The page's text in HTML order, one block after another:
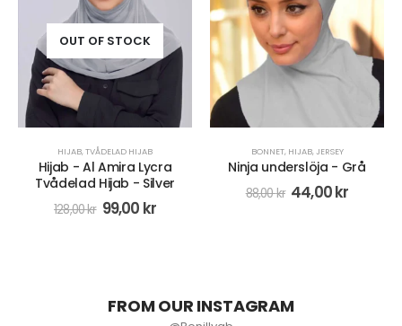
BONNET,HIJAB,JERSEY
Ninja underslöja - Grå
44,00 kr
BONNET,HIJAB
Ninja underslöja - Svart
88,00kr 44,00kr
@Benillyab